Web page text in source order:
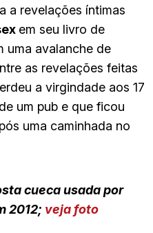
a revelações íntimas
em seu livro de
uma avalanche de
as revelações feitas
a virgindade aos 17
um pub e que ficou
uma caminhada no
cueca usada por
2012; veja foto